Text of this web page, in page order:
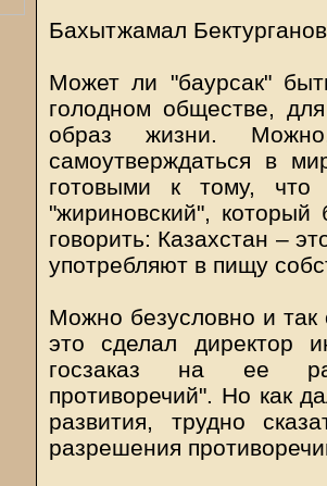
Бахытжамал
Может ли "баурсак"
голодном обществе,
образ жизни.
самоутверждаться в
готовыми к тому, что
"жириновский",
говорить: Казахстан –
употребляют в пищу
Можно безусловно и так
это сделал директор
госзаказ на ее
противоречий". Но как
развития, трудно
разрешения